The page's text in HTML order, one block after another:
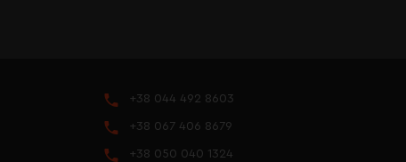
+38 044 492 8603
+38 067 406 8679
+38 050 040 1324